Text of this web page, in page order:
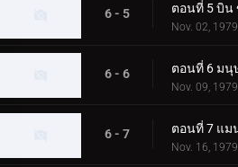
6 - 5
Nov. 02, 1979
6 - 6
Nov. 09, 1979
6 - 7
Nov. 16, 1979